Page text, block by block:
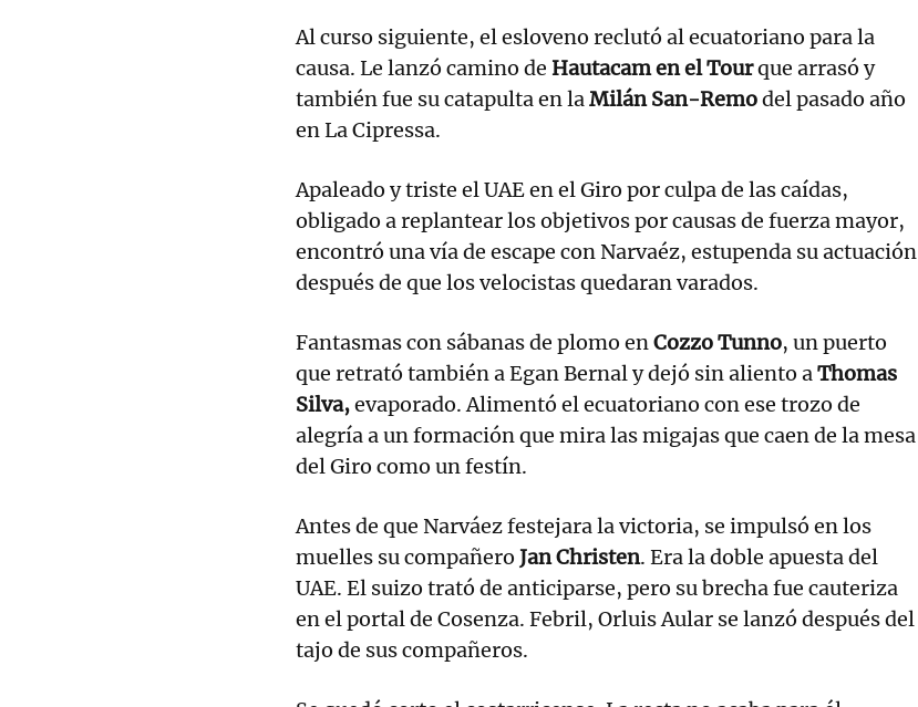
Al curso siguiente, el esloveno reclutó al ecuatoriano para la
causa. Le lanzó camino de Hautacam en el Tourque arrasó y
también fue su catapulta en laMilán San-Remodel pasado año
en La Cipressa.
Apaleado y triste el UAE en el Giro por culpa de las caídas,
obligado a replantear los objetivos por causas de fuerza mayor,
encontró una vía de escape con Narvaéz, estupenda su actuación
después de que los velocistas quedaran varados.
Fantasmas con sábanas de plomo enCozzo Tunno, un puerto
que retrató también a Egan Bernal y dejó sin aliento aThomas
Silva,evaporado. Alimentó el ecuatoriano con ese trozo de
alegría a un formación que mira las migajas que caen de la mesa
del Giro como un festín.
Antes de que Narváez festejara la victoria, se impulsó en los
muelles su compañero Jan Christen. Era la doble apuesta del
UAE. El suizo trató de anticiparse, pero su brecha fue cauteriza
en el portal de Cosenza. Febril, Orluis Aular se lanzó después del
tajo de sus compañeros.